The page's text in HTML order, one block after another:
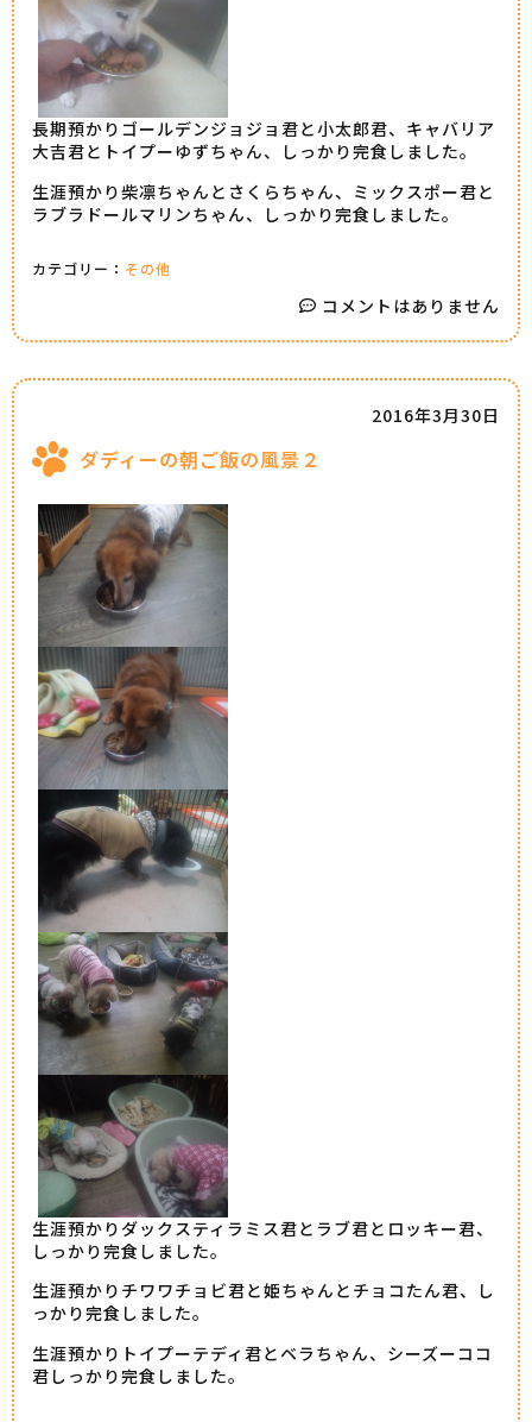
長期預かりゴールデンジョジョ君と小太郎君、キャバリア
大吉君とトイプーゆずちゃん、しっかり完食しました。
生涯預かり柴凛ちゃんとさくらちゃん、ミックスポー君と
ラブラドールマリンちゃん、しっかり完食しました。
カテゴリー： その他
コメントはありません
ダディーの朝ご飯の風景２
2016年3月30日
生涯預かりダックスティラミス君とラブ君とロッキー君、
しっかり完食しました。
生涯預かりチワワチョビ君と姫ちゃんとチョコたん君、し
っかり完食しました。
生涯預かりトイプーテディ君とベラちゃん、シーズーココ
君しっかり完食しました。